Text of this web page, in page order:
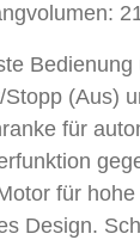
21
Stopp (Aus)
für
für
Design.